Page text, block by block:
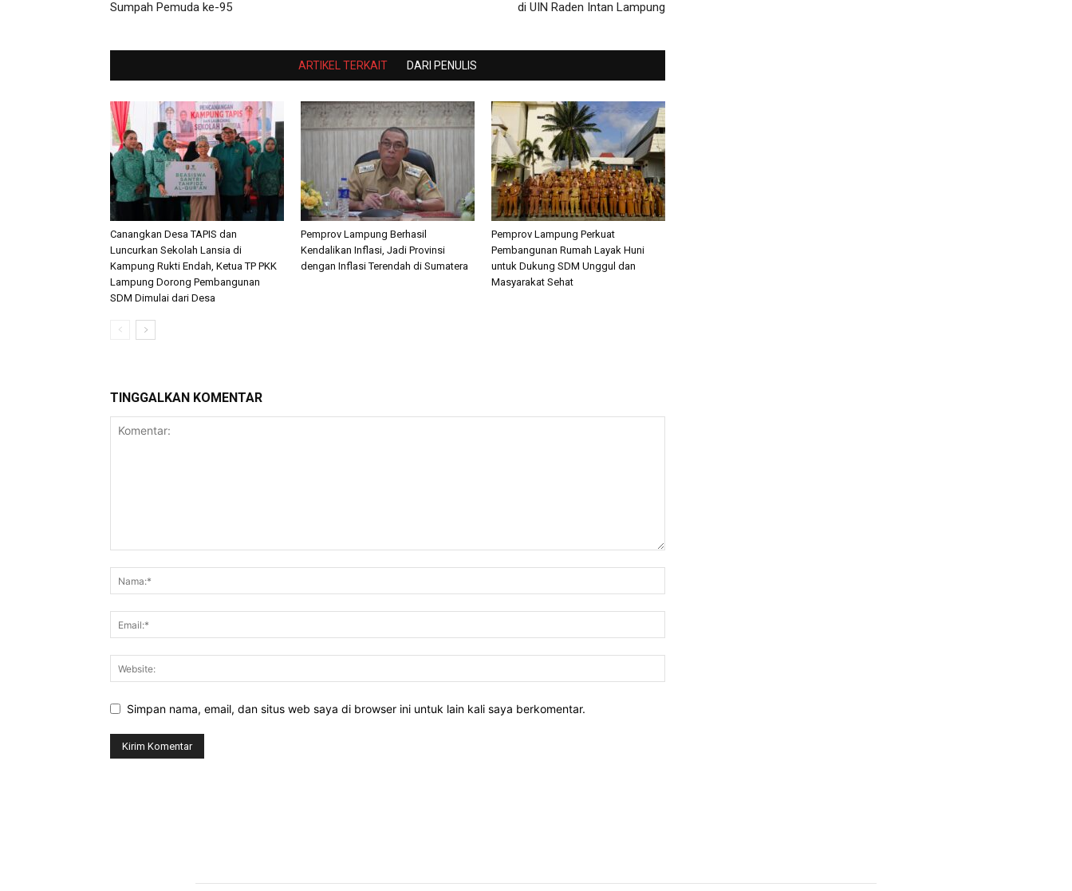
Sumpah Pemuda ke-95
di UIN Raden Intan Lampung
ARTIKEL TERKAIT DARI PENULIS
Canangkan Desa TAPIS dan
Luncurkan Sekolah Lansia di
Kampung Rukti Endah, Ketua TP PKK
Lampung Dorong Pembangunan
SDM Dimulai dari Desa
Pemprov Lampung Berhasil
Kendalikan Inflasi, Jadi Provinsi
dengan Inflasi Terendah di Sumatera
Pemprov Lampung Perkuat
Pembangunan Rumah Layak Huni
untuk Dukung SDM Unggul dan
Masyarakat Sehat
TINGGALKAN KOMENTAR
Simpan nama, email, dan situs web saya di browser ini untuk lain kali saya berkomentar.